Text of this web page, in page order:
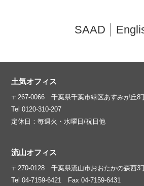
SAAD
土気オフィス
〒267-0066 千葉県千葉市緑区あすみが丘8
Tel 0120-310-207
定休日：毎週火・水曜日/祝日他
流山オフィス
〒270-0128 千葉県流山市おおたかの森西3
Tel 04-7159-6421 Fax 04-7159-6431